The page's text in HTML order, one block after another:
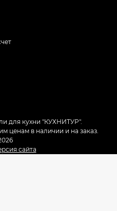
для кухни "КУХНИТУР".
ценам в наличии и на заказ.
сайта